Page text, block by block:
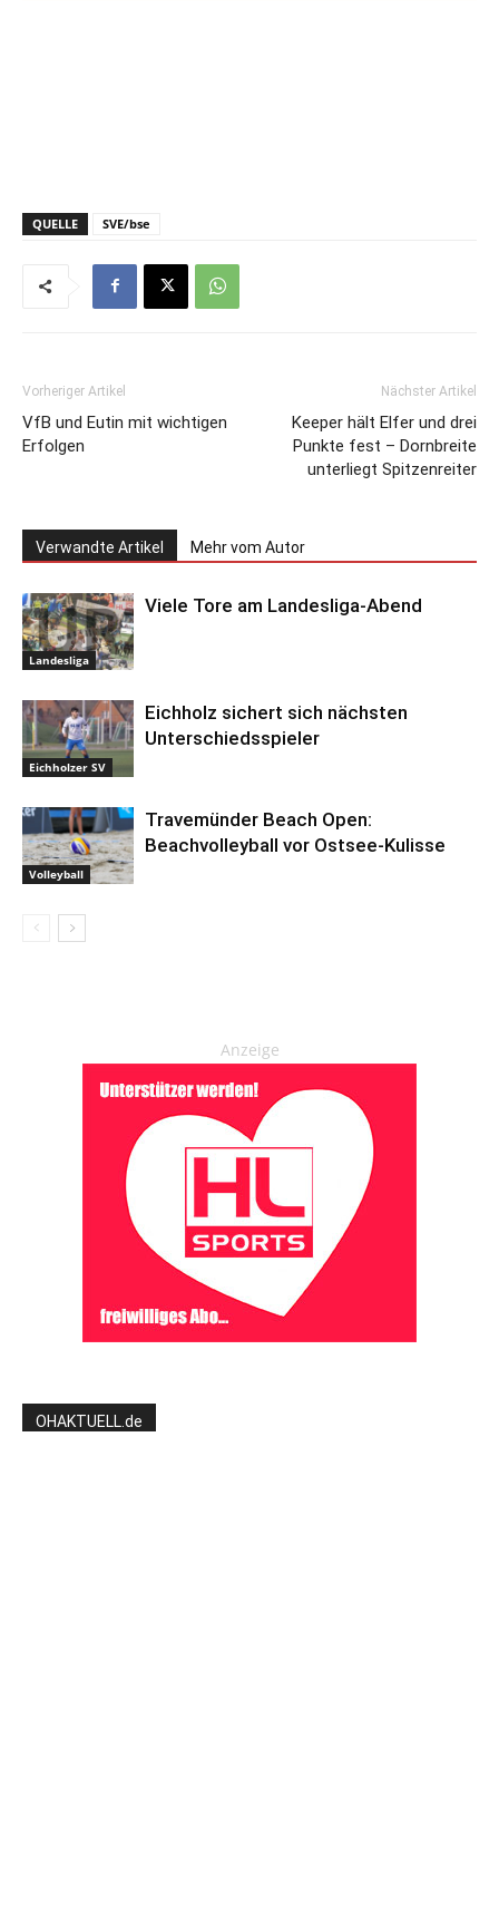
QUELLE SVE/bse
Vorheriger Artikel
VfB und Eutin mit wichtigen
Erfolgen
Nächster Artikel
Keeper hält Elfer und drei
Punkte fest – Dornbreite
unterliegt Spitzenreiter
Verwandte Artikel Mehr vom Autor
Landesliga
Viele Tore am Landesliga-Abend
Eichholzer SV
Eichholz sichert sich nächsten
Unterschiedsspieler
Volleyball
Travemünder Beach Open:
Beachvolleyball vor Ostsee-Kulisse
Anzeige
OHAKTUELL.de